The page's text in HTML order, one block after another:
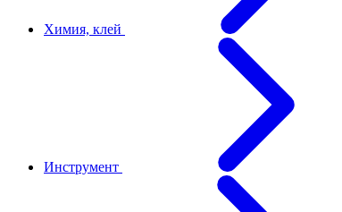
Химия, клей
Инструмент